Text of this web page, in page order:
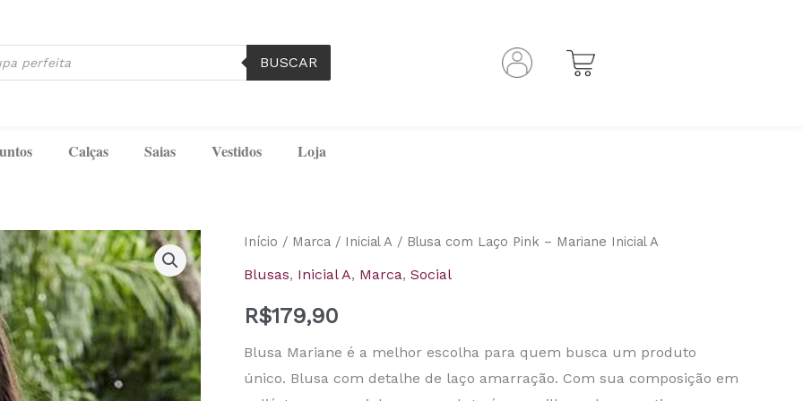
BUSCAR
Calças Saias Vestidos Loja
Início / Marca / Inicial A / Blusa com Laço Pink – Mariane Inicial A
Blusas, Inicial A, Marca, Social
R$179,90
Blusa Mariane é a melhor escolha para quem busca um produto
único. Blusa com detalhe de laço amarração. Com sua composição em
Blusa
com
Pink
-
Mariane